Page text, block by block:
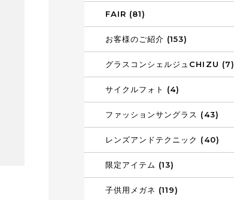
FAIR (81)
お客様のご紹介 (153)
グラスコンシェルジュCHIZU (7)
サイクルフォト (4)
ファッションサングラス (43)
レンズアンドテクニック (40)
限定アイテム (13)
子供用メガネ (119)